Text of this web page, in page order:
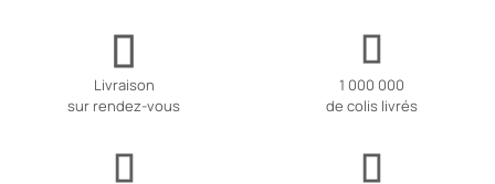
Livraison
sur rendez-vous
1 000 000
de colis livrés